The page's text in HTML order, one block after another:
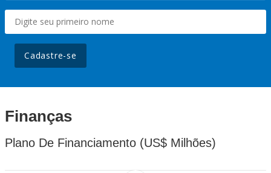
Cadastre-se
Finanças
Plano De Financiamento (US$ Milhões)